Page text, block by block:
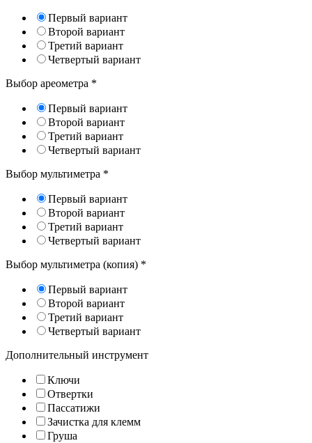
Первый вариант
Второй вариант
Третий вариант
Четвертый вариант
Выбор ареометра *
Первый вариант
Второй вариант
Третий вариант
Четвертый вариант
Выбор мультиметра *
Первый вариант
Второй вариант
Третий вариант
Четвертый вариант
Выбор мультиметра (копия) *
Первый вариант
Второй вариант
Третий вариант
Четвертый вариант
Дополнительный инструмент
Ключи
Отвертки
Пассатижи
Зачистка для клемм
Груша